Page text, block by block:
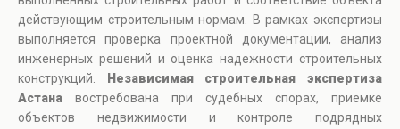
действующим строительным нормам. В рамках экспертизы
выполняется проверка проектной документации, анализ
инженерных решений и оценка надежности строительных
конструкций.
Независимая строительная экспертиза
Астана востребована при судебных спорах, приемке
объектов недвижимости и контроле подрядных